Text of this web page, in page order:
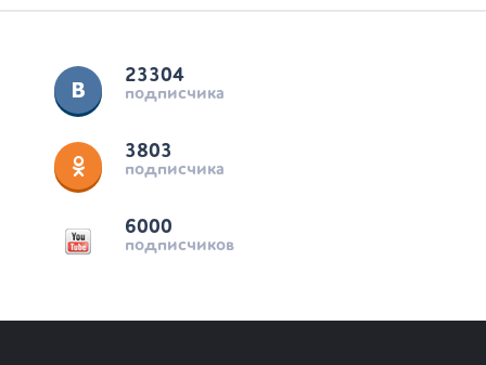
23304
подписчика
3803
подписчика
6000
подписчиков